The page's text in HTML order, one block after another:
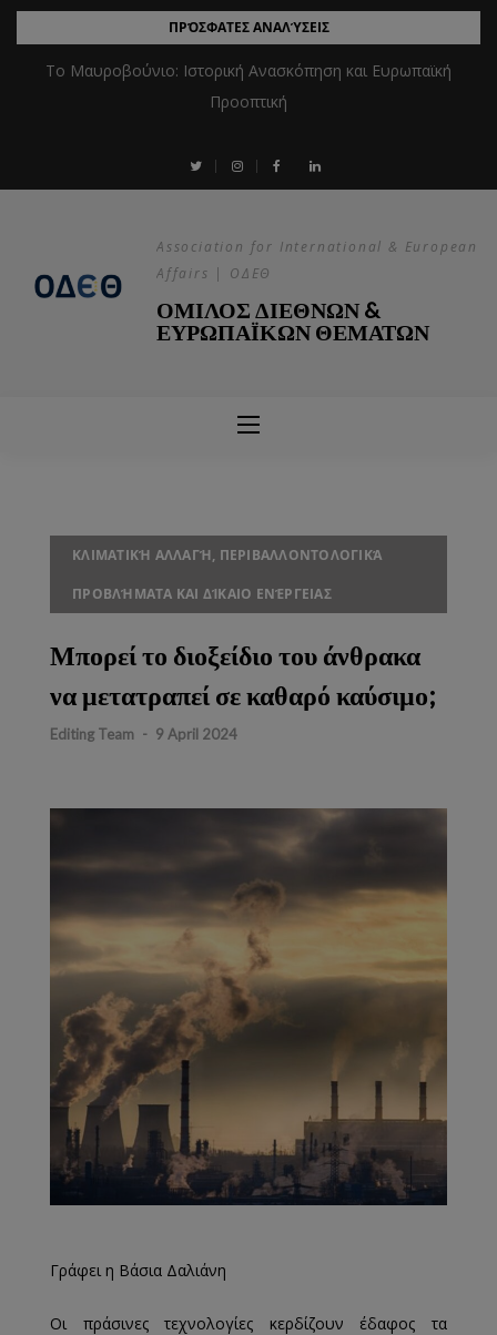
ΠΡΌΣΦΑΤΕΣ ΑΝΑΛΎΣΕΙΣ
Το Μαυροβούνιο: Ιστορική Ανασκόπηση και Ευρωπαϊκή
Προοπτική
Association for International & European
Affairs | ΟΔΕΘ
ΟΜΙΛΟΣ ΔΙΕΘΝΩΝ &
ΕΥΡΩΠΑΪΚΩΝ ΘΕΜΑΤΩΝ
ΚΛΙΜΑΤΙΚΉ ΑΛΛΑΓΉ, ΠΕΡΙΒΑΛΛΟΝΤΟΛΟΓΙΚΆ
ΠΡΟΒΛΉΜΑΤΑ ΚΑΙ ΔΊΚΑΙΟ ΕΝΈΡΓΕΙΑΣ
Μπορεί το διοξείδιο του άνθρακα
να μετατραπεί σε καθαρό καύσιμο;
Editing Team - 9 April 2024
Γράφει η Βάσια Δαλιάνη
Οι πράσινες τεχνολογίες κερδίζουν έδαφος τα